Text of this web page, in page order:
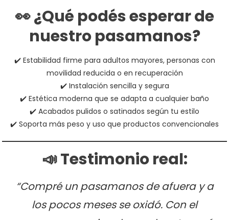
👀 ¿Qué podés esperar de
nuestro pasamanos?
✔️ Estabilidad firme para adultos mayores, personas con
movilidad reducida o en recuperación
✔️ Instalación sencilla y segura
✔️ Estética moderna que se adapta a cualquier baño
✔️ Acabados pulidos o satinados según tu estilo
✔️ Soporta más peso y uso que productos convencionales
📣 Testimonio real:
“Compré un pasamanos de afuera y a
los pocos meses se oxidó. Con el